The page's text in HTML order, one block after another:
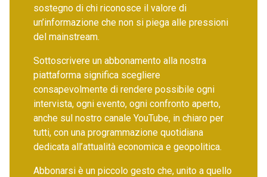
sostegno di chi riconosce il valore di
un’informazione che non si piega alle pressioni
del mainstream.
Sottoscrivere un abbonamento alla nostra
piattaforma significa scegliere
consapevolmente di rendere possibile ogni
intervista, ogni evento, ogni confronto aperto,
anche sul nostro canale YouTube, in chiaro per
tutti, con una programmazione quotidiana
dedicata all’attualità economica e geopolitica.
Abbonarsi è un piccolo gesto che, unito a quello